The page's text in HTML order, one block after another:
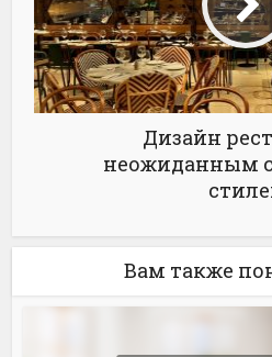
Дизайн
неожиданным
Вам также